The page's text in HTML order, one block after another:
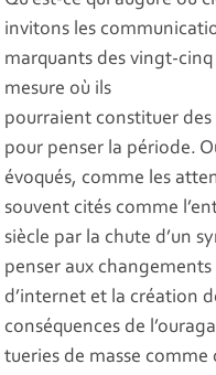
invitons les
marquants des vingt-
mesure où ils
pourraient constituer
pour penser la période.
évoqués, comme les
souvent cités comme
siècle par la chute d’un
penser aux
d’internet et la création
conséquences de
tueries de masse comme